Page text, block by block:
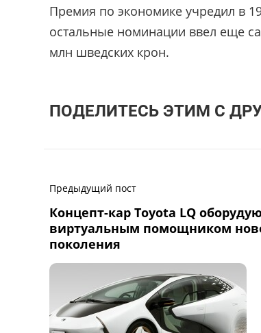
Премия по экономике учредил в
остальные номинации ввел еще
млн шведских крон.
ПОДЕЛИТЕСЬ ЭТИМ С
Предыдущий пост
Концепт-кар Toyota LQ
виртуальным помощником
поколения